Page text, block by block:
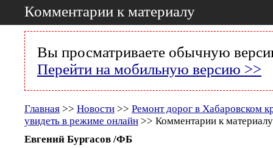
Комментарии к материалу
Вы просматриваете обычную
Перейти на мобильную версию >>
Главная >> Новости >> Ремонт дорог в Хабаровском
увидеть в режиме онлайн >> Комментарии к материалу
Eвгений Бургасов /ФБ